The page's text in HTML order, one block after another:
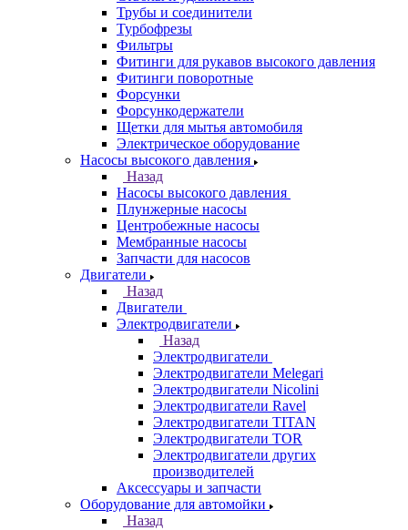
Трубы и соединители
Турбофрезы
Фильтры
Фитинги для рукавов высокого давления
Фитинги поворотные
Форсунки
Форсункодержатели
Щетки для мытья автомобиля
Электрическое оборудование
Насосы высокого давления
Назад
Насосы высокого давления
Плунжерные насосы
Центробежные насосы
Мембранные насосы
Запчасти для насосов
Двигатели
Назад
Двигатели
Электродвигатели
Назад
Электродвигатели
Электродвигатели Melegari
Электродвигатели Nicolini
Электродвигатели Ravel
Электродвигатели TITAN
Электродвигатели TOR
Электродвигатели других
производителей
Аксессуары и запчасти
Оборудование для автомойки
Назад